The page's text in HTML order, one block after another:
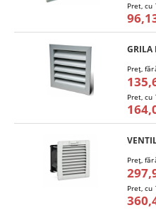
Pret, cu
GRILA
Preţ,
Pret, cu
Preţ,
Pret, cu